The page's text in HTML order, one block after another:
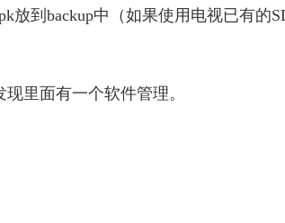
放到backup中（如果使用电视已有的
里面有一个软件管理。